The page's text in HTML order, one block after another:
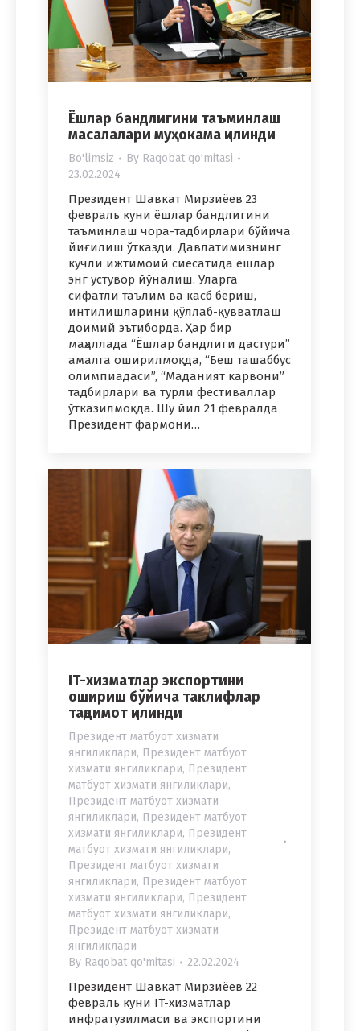
Ёшлар бандлигини таъминлаш
масалалари муҳокама қилинди
Bo'limsiz By Raqobat qo'mitasi
23.02.2024
Президент Шавкат Мирзиёев 23
февраль куни ёшлар бандлигини
таъминлаш чора-тадбирлари бўйича
йиғилиш ўтказди. Давлатимизнинг
кучли ижтимоий сиёсатида ёшлар
энг устувор йўналиш. Уларга
сифатли таълим ва касб бериш,
интилишларини қўллаб-қувватлаш
доимий эътиборда. Ҳар бир
маҳаллада “Ёшлар бандлиги дастури”
амалга оширилмоқда, “Беш ташаббус
олимпиадаси”, “Маданият карвони”
тадбирлари ва турли фестиваллар
ўтказилмоқда. Шу йил 21 февралда
Президент фармони…
IT-хизматлар экспортини
ошириш бўйича таклифлар
тақдимот қилинди
Президент матбуот хизмати
янгиликлари, Президент матбуот
хизмати янгиликлари, Президент
матбуот хизмати янгиликлари,
Президент матбуот хизмати
янгиликлари, Президент матбуот
хизмати янгиликлари, Президент
матбуот хизмати янгиликлари,
Президент матбуот хизмати
янгиликлари, Президент матбуот
хизмати янгиликлари, Президент
матбуот хизмати янгиликлари,
Президент матбуот хизмати
янгиликлари
By Raqobat qo'mitasi 22.02.2024
Президент Шавкат Мирзиёев 22
февраль куни IT-хизматлар
инфратузилмаси ва экспортини